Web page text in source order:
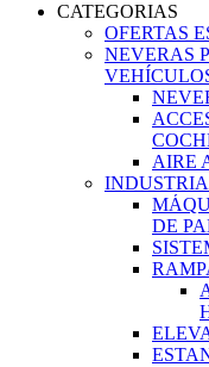
CATEGORIAS
OFERTAS
NEVERAS
AIRE
DE